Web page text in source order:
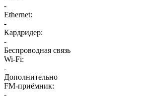
-
Ethernet:
-
Кардридер:
-
Беспроводная связь
Wi-Fi:
-
Дополнительно
FM-приёмник: